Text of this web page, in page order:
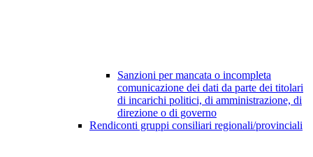
Sanzioni per mancata o incompleta
comunicazione dei dati da parte dei titolari
di incarichi politici, di amministrazione, di
direzione o di governo
Rendiconti gruppi consiliari regionali/provinciali